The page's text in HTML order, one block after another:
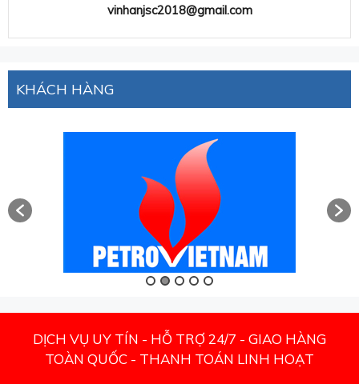
vinhanjsc2018@gmail.com
KHÁCH HÀNG
DỊCH VỤ UY TÍN - HỖ TRỢ 24/7 - GIAO HÀNG
TOÀN QUỐC - THANH TOÁN LINH HOẠT